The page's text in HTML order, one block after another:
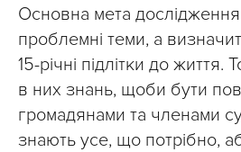
Основна мета
проблемні теми, а
15-річні підлітки до життя.
в них знань, щоби бути
громадянами та членами
знають усе, що потрібно,